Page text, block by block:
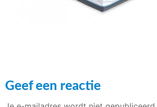
Geef een reactie